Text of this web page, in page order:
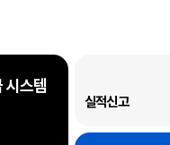
회원사 일을 내 일처럼
설협회
시스템
실적신고